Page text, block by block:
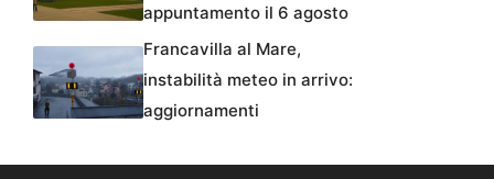
appuntamento il 6 agosto
Francavilla al Mare,
instabilità meteo in arrivo:
aggiornamenti